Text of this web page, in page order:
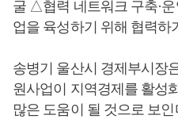
굴 △협력 네트워크 구축·운
업을 육성하기 위해 협력하
송병기 울산시 경제부시장
원사업이 지역경제를 활성
많은 도움이 될 것으로 보인